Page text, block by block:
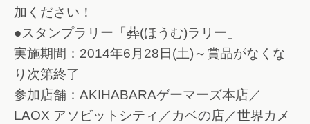
加ください！
●スタンプラリー「葬(ほうむ)ラリー」
実施期間：2014年6月28日(土)～賞品がなくな
り次第終了
参加店舗：AKIHABARAゲーマーズ本店／
LAOX アソビットシティ／カベの店／世界カメ